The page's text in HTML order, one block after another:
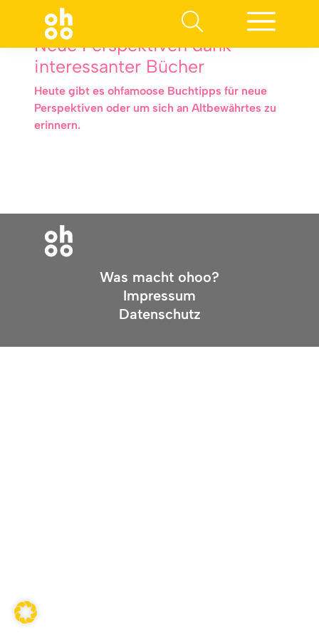
Neue Perspektiven dank
interessanter Bücher
Heute gibt es ohfamoose Buchtipps für neue
Perspektiven oder um sich an Altbewährtes zu
erinnern.
Was macht ohoo?
Impressum
Datenschutz